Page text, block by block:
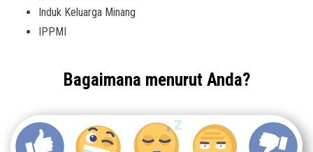
Induk Keluarga Minang
IPPMI
Bagaimana menurut Anda?